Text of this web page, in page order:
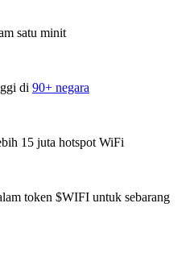
satu minit
di 90+ negara
15 juta hotspot WiFi
token $WIFI untuk sebarang